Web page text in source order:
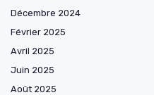
Décembre 2024
Février 2025
Avril 2025
Juin 2025
Août 2025